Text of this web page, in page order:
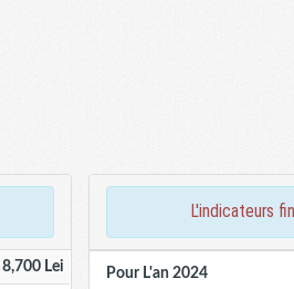
8,700 Lei
l'indicateurs
Pour L'an 2024